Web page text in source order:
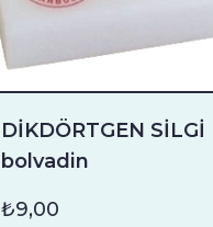
DİKDÖRTGEN SİLGİ
bolvadin
₺9,00